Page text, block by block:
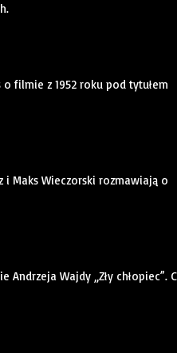
filmie z 1952 roku pod tytułem
i Maks Wieczorski rozmawiają o
Wajdy „Zły chłopiec”.